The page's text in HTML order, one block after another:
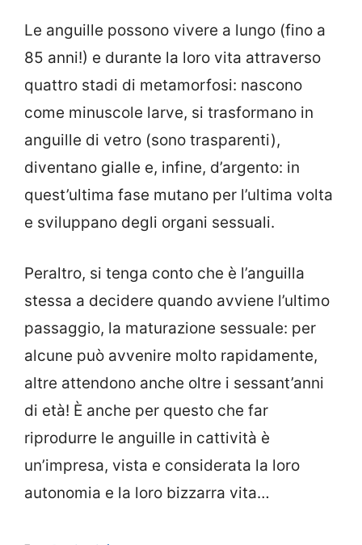
Le anguille possono vivere a lungo (fino a
85 anni!) e durante la loro vita attraverso
quattro stadi di metamorfosi: nascono
come minuscole larve, si trasformano in
anguille di vetro (sono trasparenti),
diventano gialle e, infine, d’argento: in
quest’ultima fase mutano per l’ultima volta
e sviluppano degli organi sessuali.
Peraltro, si tenga conto che è l’anguilla
stessa a decidere quando avviene l’ultimo
passaggio, la maturazione sessuale: per
alcune può avvenire molto rapidamente,
altre attendono anche oltre i sessant’anni
di età! È anche per questo che far
riprodurre le anguille in cattività è
un’impresa, vista e considerata la loro
autonomia e la loro bizzarra vita…